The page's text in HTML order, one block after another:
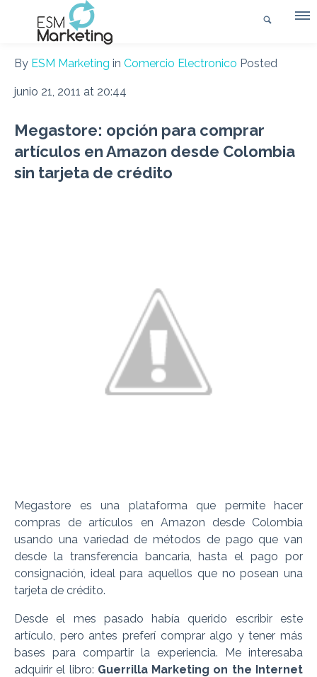
By ESM Marketing in Comercio Electronico Posted
junio 21, 2011 at 20:44
Megastore: opción para comprar
artículos en Amazon desde Colombia
sin tarjeta de crédito
Megastore es una plataforma que permite hacer
compras de artículos en Amazon desde Colombia
usando una variedad de métodos de pago que van
desde la transferencia bancaria, hasta el pago por
consignación, ideal para aquellos que no posean una
tarjeta de crédito.
Desde el mes pasado había querido escribir este
artículo, pero antes preferí comprar algo y tener más
bases para compartir la experiencia. Me interesaba
adquirir el libro: Guerrilla Marketing on the Internet